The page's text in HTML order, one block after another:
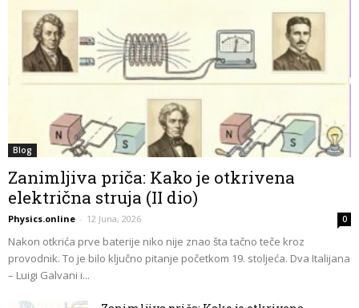
Blog
Zanimljiva priča: Kako je otkrivena
električna struja (II dio)
Physics.online - 12 Juna, 2026 0
Nakon otkrića prve baterije niko nije znao šta tačno teče kroz
provodnik. To je bilo ključno pitanje početkom 19. stoljeća. Dva Italijana
– Luigi Galvani i...